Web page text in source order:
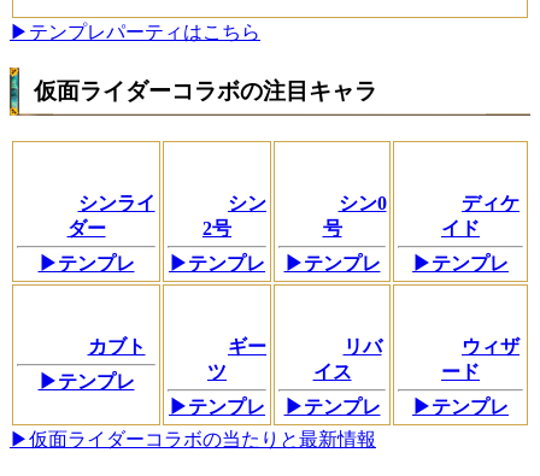
▶テンプレパーティはこちら
仮面ライダーコラボの注目キャラ
シンライ
ダー
▶テンプレ
シン
2号
▶テンプレ
シン0
号
▶テンプレ
ディケ
イド
▶テンプレ
カブト
▶テンプレ
ギー
ツ
▶テンプレ
リバ
イス
▶テンプレ
ウィザ
ード
▶テンプレ
▶仮面ライダーコラボの当たりと最新情報